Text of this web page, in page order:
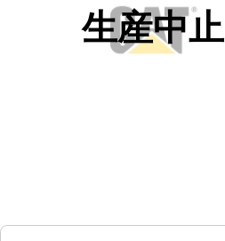
生産中止